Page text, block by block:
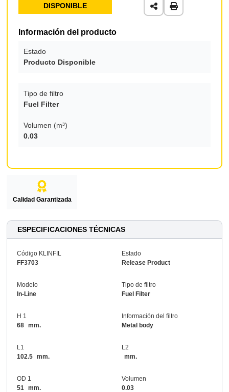
DISPONIBLE
Información del producto
Estado
Producto Disponible
Tipo de filtro
Fuel Filter
Volumen (m³)
0.03
Calidad Garantizada
ESPECIFICACIONES TÉCNICAS
Código KLINFIL
FF3703
Estado
Release Product
Modelo
In-Line
Tipo de filtro
Fuel Filter
H 1
68 mm.
Información del filtro
Metal body
L1
102.5 mm.
L2
mm.
OD 1
51
mm.
Volumen
0.03